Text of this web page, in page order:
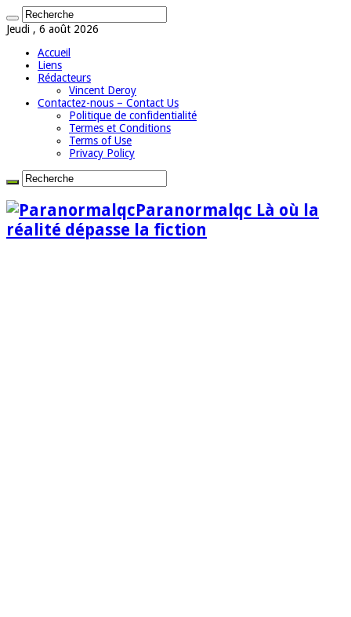
Jeudi , 6 août 2026
Accueil
Liens
Rédacteurs
Vincent Deroy
Contactez-nous – Contact Us
Politique de confidentialité
Termes et Conditions
Terms of Use
Privacy Policy
Paranormalqc Là où la
réalité dépasse la fiction